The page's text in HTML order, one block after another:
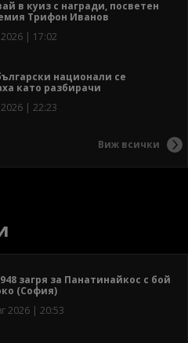
в куиз с награди, посветен
Трифон Иванов
| 17:02
национали се
като разбирачи
| 22:23
Виж всички
загря за Панатинайкос с бой
(София)
2026 | 20:53